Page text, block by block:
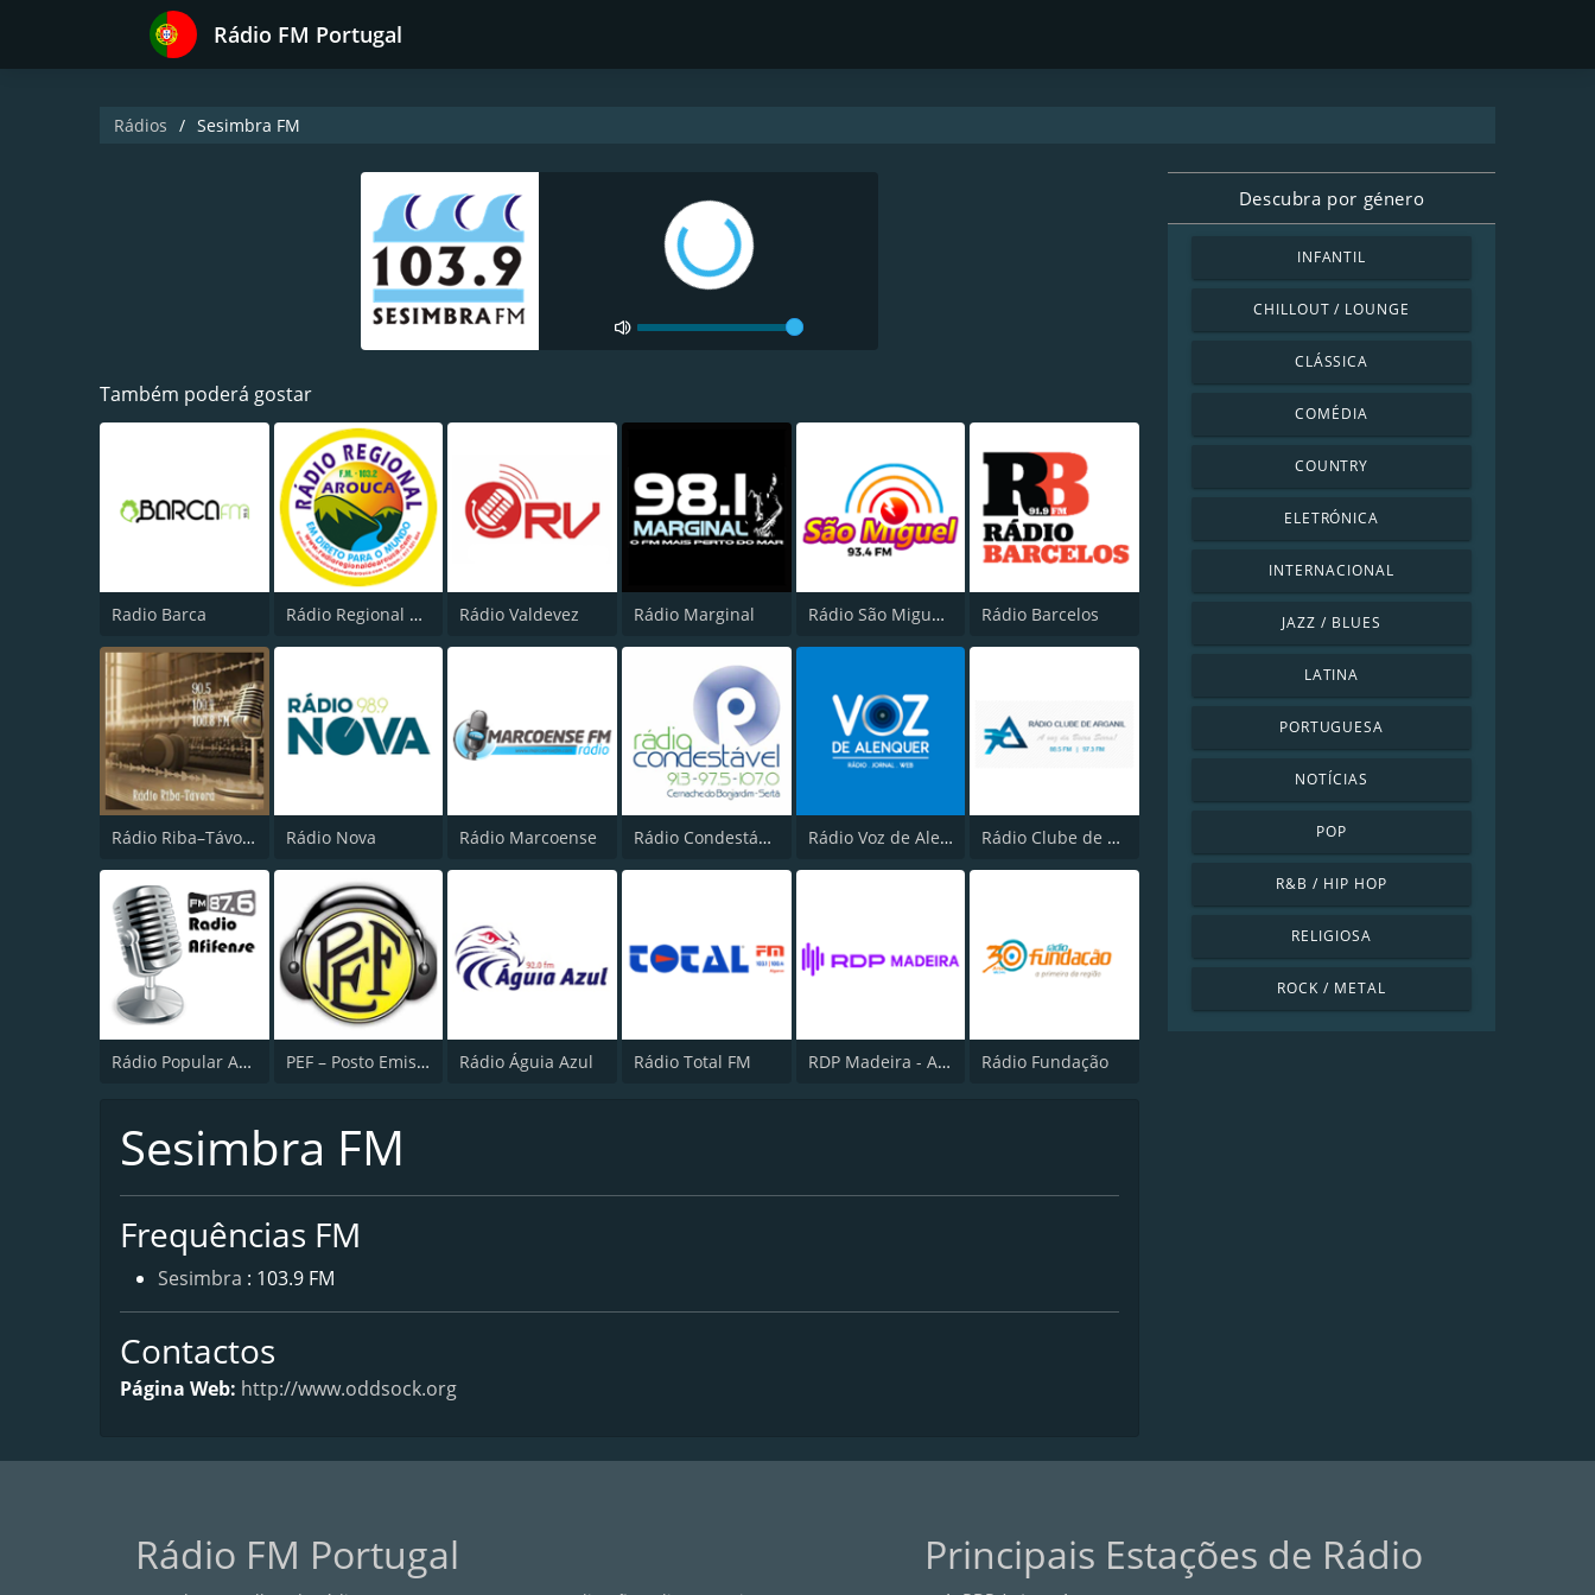
Rádio FM Portugal
Rádios Sesimbra FM
Também poderá gostar
Radio Barca Rádio Regional de Arouca Rádio Valdevez Rádio Marginal Rádio São Miguel 93.5 Rádio Barcelos
Rádio Riba–Távora Rádio Nova Rádio Marcoense Rádio Condestável Rádio Voz de Alenquer Rádio Clube de Arganil
Rádio Popular Afifense PEF – Posto Emissor do Funchal (Canal 2) Rádio Águia Azul Rádio Total FM RDP Madeira - Antena 3 Rádio Fundação
Sesimbra FM
Frequências FM
Sesimbra : 103.9 FM
Contactos
Página Web: http://www.oddsock.org
Descubra por género
INFANTIL
CHILLOUT / LOUNGE
CLÁSSICA
COMÉDIA
COUNTRY
ELETRÓNICA
INTERNACIONAL
JAZZ / BLUES
LATINA
PORTUGUESA
NOTÍCIAS
POP
R&B / HIP HOP
RELIGIOSA
ROCK / METAL
Rádio FM Portugal Principais Estações de Rádio